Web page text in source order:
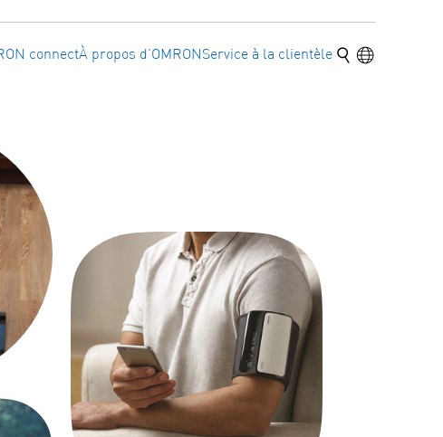
connectÀ propos d’OMRONService à la clientèle Recherche
Langue